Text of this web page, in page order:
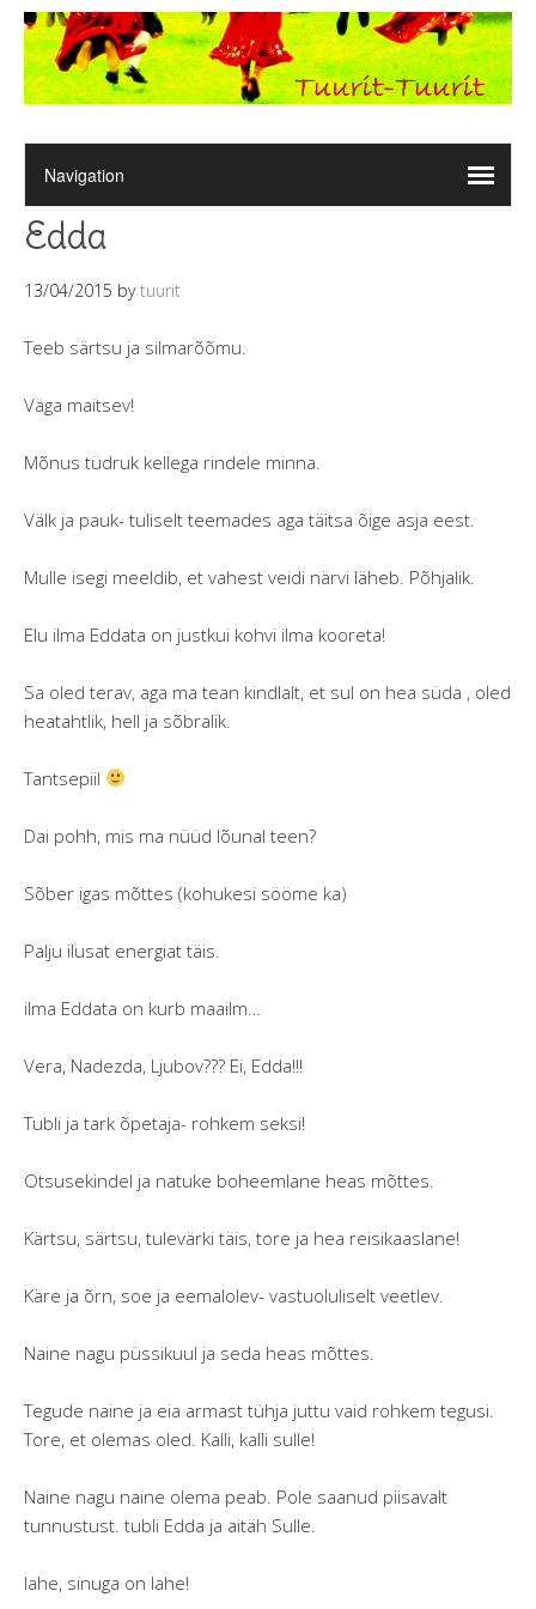
Edda
13/04/2015 bytuurit
Teeb särtsu ja silmarõõmu.
Väga maitsev!
Mõnus tüdruk kellega rindele minna.
Välk ja pauk- tuliselt teemades aga täitsa õige asja eest.
Mulle isegi meeldib, et vahest veidi närvi läheb. Põhjalik.
Elu ilma Eddata on justkui kohvi ilma kooreta!
Sa oled terav, aga ma tean kindlalt, et sul on hea süda , oled
heatahtlik, hell ja sõbralik.
Tantsepiil
Dai pohh, mis ma nüüd lõunal teen?
Sõber igas mõttes (kohukesi sööme ka)
Palju ilusat energiat täis.
ilma Eddata on kurb maailm…
Vera, Nadezda, Ljubov??? Ei, Edda!!!
Tubli ja tark õpetaja- rohkem seksi!
Otsusekindel ja natuke boheemlane heas mõttes.
Kärtsu, särtsu, tulevärki täis, tore ja hea reisikaaslane!
Käre ja õrn, soe ja eemalolev- vastuoluliselt veetlev.
Naine nagu püssikuul ja seda heas mõttes.
Tegude naine ja eia armast tühja juttu vaid rohkem tegusi.
Tore, et olemas oled. Kalli, kalli sulle!
Naine nagu naine olema peab. Pole saanud piisavalt
tunnustust. tubli Edda ja aitäh Sulle.
lahe, sinuga on lahe!